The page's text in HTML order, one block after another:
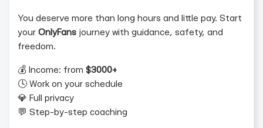
You deserve more than long hours and little pay. Start
your OnlyFans journey with guidance, safety, and
freedom.
💰 Income: from $3000+
🕓 Work on your schedule
💎 Full privacy
💬 Step-by-step coaching